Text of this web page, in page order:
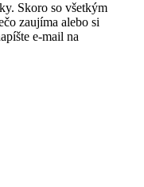
Skoro so všetkým
zaujíma alebo si
e-mail na